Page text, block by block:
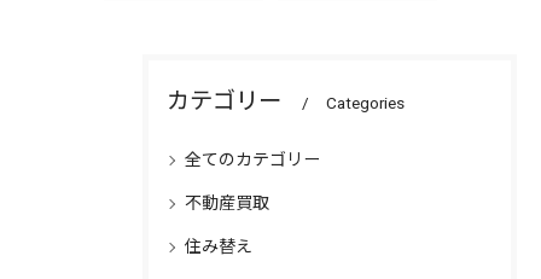
カテゴリー Categories
全てのカテゴリー
不動産買取
住み替え